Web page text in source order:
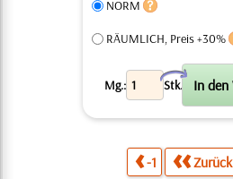
NORM
RÄUMLICH, Preis +30%
Mg.: Stk.
X
-1 Zurück